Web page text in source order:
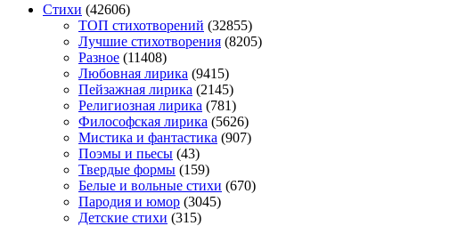
Стихи (42606)
TOП стихотворений (32855)
Лучшие стихотворения (8205)
Разное (11408)
Любовная лирика (9415)
Пейзажная лирика (2145)
Религиозная лирика (781)
Философская лирика (5626)
Мистика и фантастика (907)
Поэмы и пьесы (43)
Твердые формы (159)
Белые и вольные стихи (670)
Пародия и юмор (3045)
Детские стихи (315)